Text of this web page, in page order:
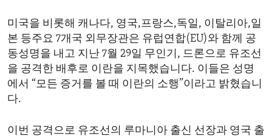
MIDDLE EAST
DEMOCRACY AND GOVERNANCE
ECONOMY AND TRADE
ENVIRONMENT AND HEALTH
IDEALS AND INSTITUTIONS
미국을 비롯해 캐나다, 영국,프랑스,독일, 이탈리아,일
본 등주요 7개국 외무장관은 유럽연합(EU)와 함께 공
동성명을 내고 지난 7월 29일 무인기, 드론으로 유조선
을 공격한 배후로 이란을 지목했습니다. 이들은 성명
에서 “모든 증거를 볼 때 이란의 소행”이라고 밝혔습니
다.
이번 공격으로 유조선의 루마니아 출신 선장과 영국 출